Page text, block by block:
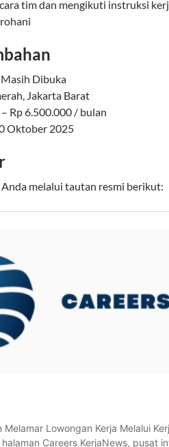
tim dan mengikuti instruksi
Masih Dibuka
Jakarta Barat
Rp 6.500.000 / bulan
Oktober 2025
melalui tautan resmi berikut: